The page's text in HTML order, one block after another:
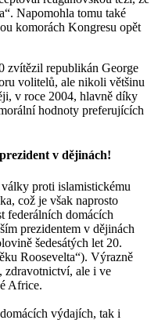
Napomohla tomu také
komorách Kongresu opět
zvítězil republikán George
volitelů, ale nikoli většinu
v roce 2004, hlavně díky
hodnoty preferujících
v dějinách!
proti islamistickému
což je však naprosto
federálních domácích
prezidentem v dějinách
šedesátých let 20.
Roosevelta“). Výrazně
zdravotnictví, ale i ve
Africe.
výdajích, tak i